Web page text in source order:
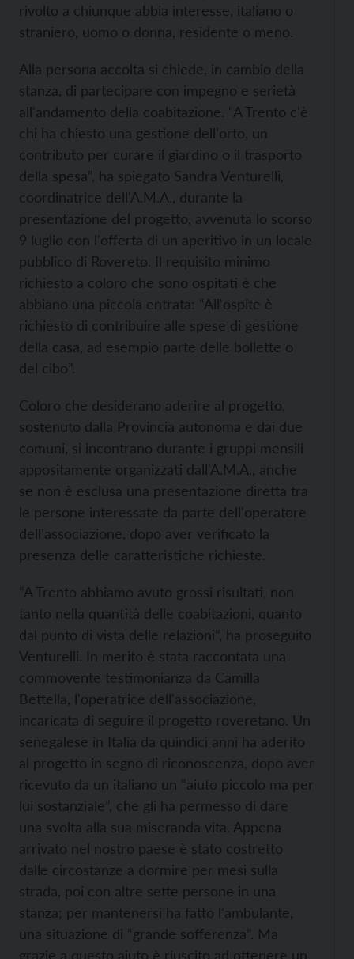
rivolto a chiunque abbia interesse, italiano o
straniero, uomo o donna, residente o meno.
Alla persona accolta si chiede, in cambio della
stanza, di partecipare con impegno e serietà
all'andamento della coabitazione. “A Trento c'è
chi ha chiesto una gestione dell'orto, un
contributo per curare il giardino o il trasporto
della spesa”, ha spiegato Sandra Venturelli,
coordinatrice dell'A.M.A., durante la
presentazione del progetto, avvenuta lo scorso
9 luglio con l'offerta di un aperitivo in un locale
pubblico di Rovereto. Il requisito minimo
richiesto a coloro che sono ospitati è che
abbiano una piccola entrata: “All'ospite è
richiesto di contribuire alle spese di gestione
della casa, ad esempio parte delle bollette o
del cibo”.
Coloro che desiderano aderire al progetto,
sostenuto dalla Provincia autonoma e dai due
comuni, si incontrano durante i gruppi mensili
appositamente organizzati dall'A.M.A., anche
se non è esclusa una presentazione diretta tra
le persone interessate da parte dell'operatore
dell'associazione, dopo aver verificato la
presenza delle caratteristiche richieste.
“A Trento abbiamo avuto grossi risultati, non
tanto nella quantità delle coabitazioni, quanto
dal punto di vista delle relazioni”, ha proseguito
Venturelli. In merito è stata raccontata una
commovente testimonianza da Camilla
Bettella, l'operatrice dell'associazione,
incaricata di seguire il progetto roveretano. Un
senegalese in Italia da quindici anni ha aderito
al progetto in segno di riconoscenza, dopo aver
ricevuto da un italiano un “aiuto piccolo ma per
lui sostanziale”, che gli ha permesso di dare
una svolta alla sua miseranda vita. Appena
arrivato nel nostro paese è stato costretto
dalle circostanze a dormire per mesi sulla
strada, poi con altre sette persone in una
stanza; per mantenersi ha fatto l'ambulante,
una situazione di “grande sofferenza”. Ma
grazie a questo aiuto è riuscito ad ottenere un